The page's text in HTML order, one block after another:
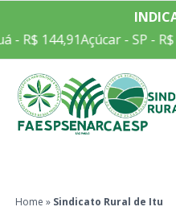
R$ 144,91Açúcar - SP - R$
Home » Sindicato Rural de Itu